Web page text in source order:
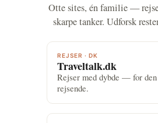
Otte sites, én familie —
skarpe tanker. Udforsk
REJSER · DK
Traveltalk.dk
Rejser med dybde — for
rejsende.